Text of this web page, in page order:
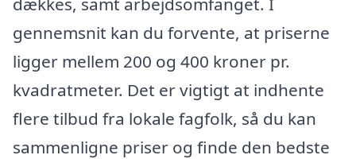
gennemsnit kan du forvente, at priserne
ligger mellem 200 og 400 kroner pr.
kvadratmeter. Det er vigtigt at indhente
flere tilbud fra lokale fagfolk, så du kan
sammenligne priser og finde den bedste